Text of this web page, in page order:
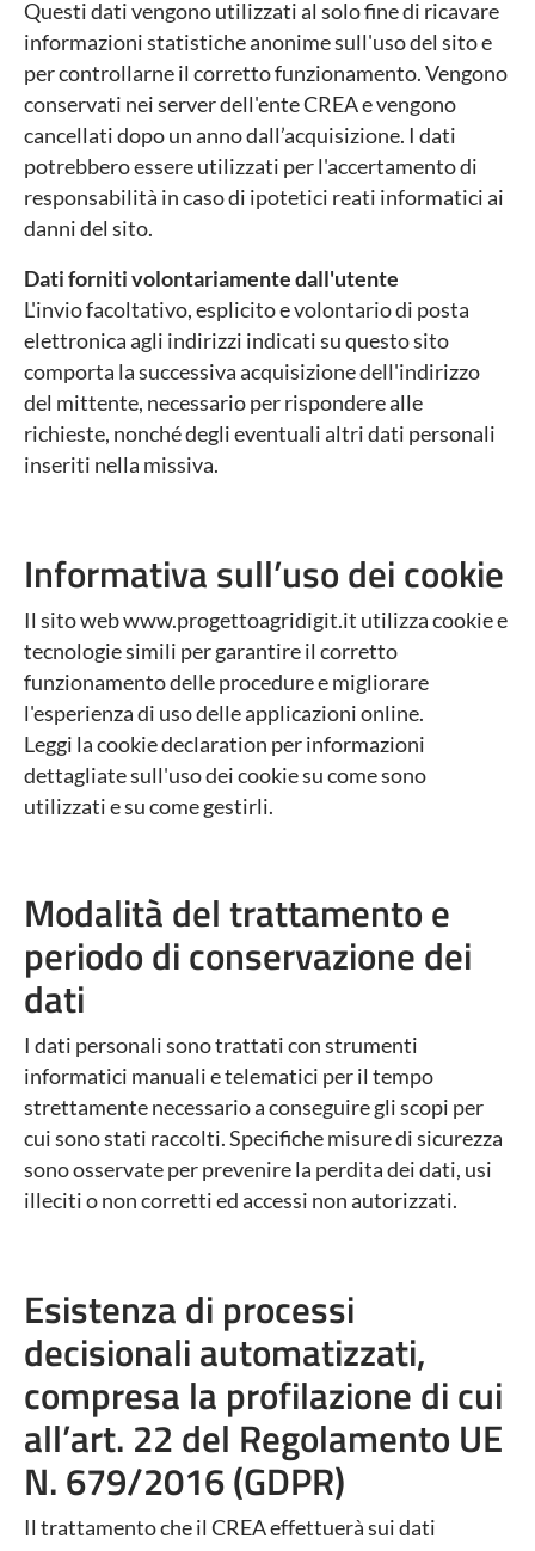
Questi dati vengono utilizzati al solo fine di ricavare
informazioni statistiche anonime sull'uso del sito e
per controllarne il corretto funzionamento. Vengono
conservati nei server dell'ente CREA e vengono
cancellati dopo un anno dall’acquisizione. I dati
potrebbero essere utilizzati per l'accertamento di
responsabilità in caso di ipotetici reati informatici ai
danni del sito.
Dati forniti volontariamente dall'utente
L'invio facoltativo, esplicito e volontario di posta
elettronica agli indirizzi indicati su questo sito
comporta la successiva acquisizione dell'indirizzo
del mittente, necessario per rispondere alle
richieste, nonché degli eventuali altri dati personali
inseriti nella missiva.
Informativa sull’uso dei cookie
Il sito web www.progettoagridigit.it utilizza cookie e
tecnologie simili per garantire il corretto
funzionamento delle procedure e migliorare
l'esperienza di uso delle applicazioni online.
Leggi la cookie declaration per informazioni
dettagliate sull'uso dei cookie su come sono
utilizzati e su come gestirli.
Modalità del trattamento e
periodo di conservazione dei
dati
I dati personali sono trattati con strumenti
informatici manuali e telematici per il tempo
strettamente necessario a conseguire gli scopi per
cui sono stati raccolti. Specifiche misure di sicurezza
sono osservate per prevenire la perdita dei dati, usi
illeciti o non corretti ed accessi non autorizzati.
Esistenza di processi
decisionali automatizzati,
compresa la profilazione di cui
all’art. 22 del Regolamento UE
N. 679/2016 (GDPR)
Il trattamento che il CREA effettuerà sui dati